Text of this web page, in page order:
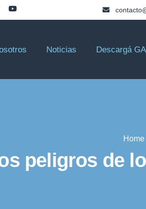
Noticias Descargá
Home
peligros de